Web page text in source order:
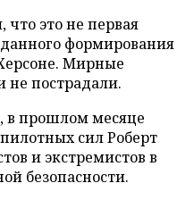
это не первая
формирования
Мирные
не пострадали.
в прошлом месяце
сил Роберт
и экстремистов в
безопасности.